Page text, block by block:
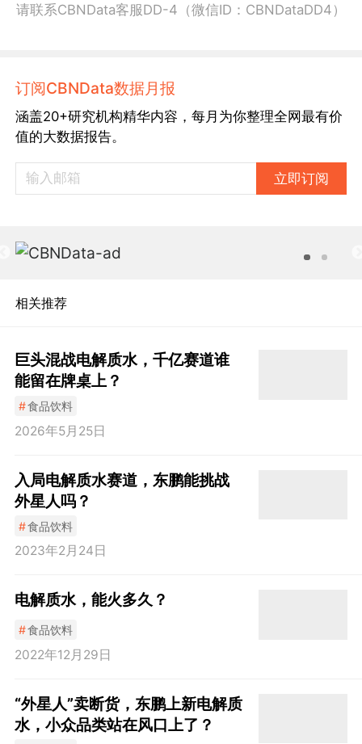
请联系CBNData客服DD-4（微信ID：CBNDataDD4）
订阅CBNData数据月报
涵盖20+研究机构精华内容，每月为你整理全网最有价
值的大数据报告。
立即订阅
相关推荐
巨头混战电解质水，千亿赛道谁
能留在牌桌上？
#食品饮料
2026年5月25日
入局电解质水赛道，东鹏能挑战
外星人吗？
#食品饮料
2023年2月24日
电解质水，能火多久？
#食品饮料
2022年12月29日
“外星人”卖断货，东鹏上新电解质
水，小众品类站在风口上了？